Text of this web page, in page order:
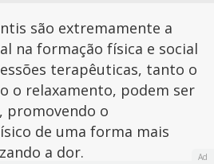
são extremamente a
na formação física e social
terapêuticas, tanto o
o relaxamento, podem ser
promovendo o
de uma forma mais
a dor.
Ad